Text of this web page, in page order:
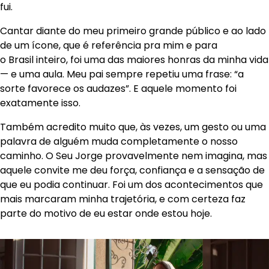
fui.
Cantar diante do meu primeiro grande público e ao lado
de um ícone, que é referência pra mim e para
o Brasil inteiro, foi uma das maiores honras da minha vida
— e uma aula. Meu pai sempre repetiu uma frase: “a
sorte favorece os audazes”. E aquele momento foi
exatamente isso.
Também acredito muito que, às vezes, um gesto ou uma
palavra de alguém muda completamente o nosso
caminho. O Seu Jorge provavelmente nem imagina, mas
aquele convite me deu força, confiança e a sensação de
que eu podia continuar. Foi um dos acontecimentos que
mais marcaram minha trajetória, e com certeza faz
parte do motivo de eu estar onde estou hoje.